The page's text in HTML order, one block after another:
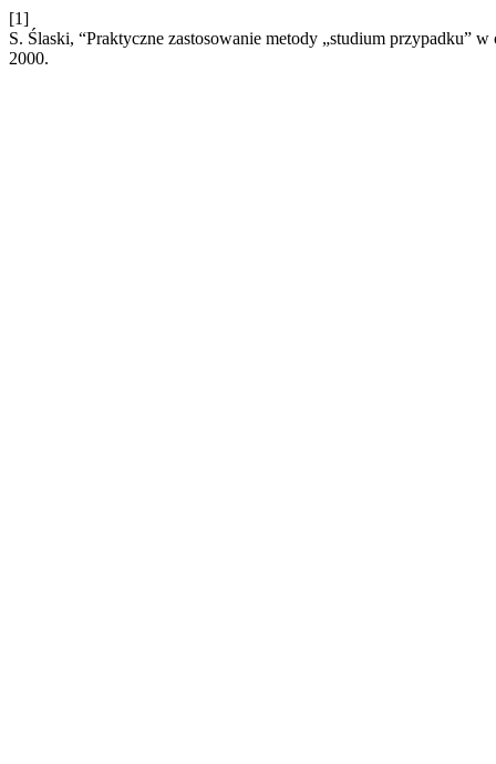
[1]
S. Ślaski, “Praktyczne zastosowanie metody „studium przypadku”
2000.